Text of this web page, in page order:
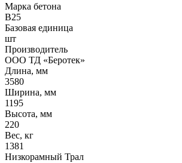
Марка бетона
B25
Базовая единица
шт
Производитель
ООО ТД «Беротек»
Длина, мм
3580
Ширина, мм
1195
Высота, мм
220
Вес, кг
1381
Низкорамный Трал